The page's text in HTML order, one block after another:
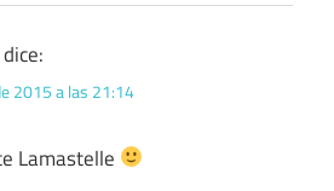
dice:
2015 a las 21:14
Lamastelle